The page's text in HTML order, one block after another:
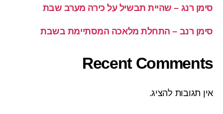
סימן רנג – שהיית תבשיל על כירה מערב שבת
סימן רנב – התחלת מלאכה המסתיימת בשבת
Recent Comments
אין תגובות להציג.